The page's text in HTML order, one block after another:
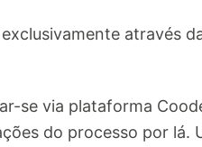
através
se via plataforma
do processo por lá.